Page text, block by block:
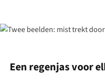
Een regenjas voor